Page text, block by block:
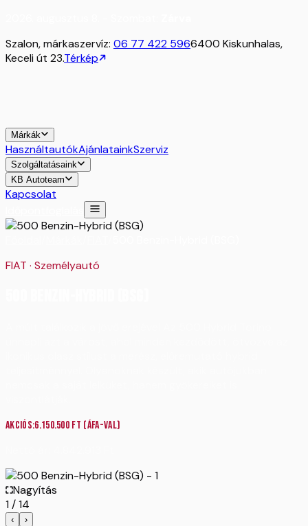
Szalon, márkaszervíz: 06 77 422 5966400 Kiskunhalas,
Keceli út 23.Térkép
Márkák
HasználtautókAjánlatainkSzerviz
Szolgáltatásaink
KB Autoteam
Kapcsolat
FIAT · Személyautó
Akciós:6.150.500 Ft (ÁFA-val)
Nagyítás
1/14
‹ ›